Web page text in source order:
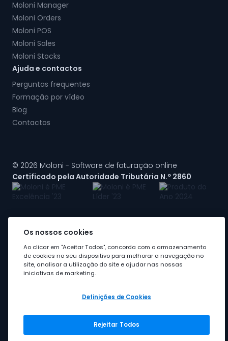
Moloni Manager
Moloni Orders
Moloni POS
Moloni Sales
Moloni Stocks
Ajuda e contactos
Perguntas frequentes
Formação por vídeo
Blog
Contactos
© 2026 Moloni - Software de faturação online
Certificado pela Autoridade Tributária N.º 2860
A Moloni faz parte dogrupo Visma
Grupo Visma
Os nossos cookies
Ao clicar em "Aceitar Todos", concorda com o armazenamento
de cookies no seu dispositivo para melhorar a navegação no
site, analisar a utilização do site e ajudar nas nossas
iniciativas de marketing.
Definições de Cookies
Rejeitar Todos